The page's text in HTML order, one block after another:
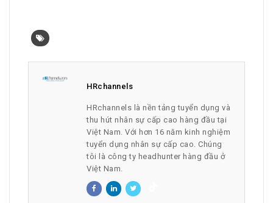
HRchannels
HRchannels là nền tảng tuyển dụng và
thu hút nhân sự cấp cao hàng đầu tại
Việt Nam. Với hơn 16 năm kinh nghiệm
tuyển dụng nhân sự cấp cao. Chúng
tôi là công ty headhunter hàng đầu ở
Việt Nam.